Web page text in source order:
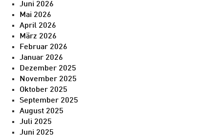
Juni 2026
Mai 2026
April 2026
März 2026
Februar 2026
Januar 2026
Dezember 2025
November 2025
Oktober 2025
September 2025
August 2025
Juli 2025
Juni 2025